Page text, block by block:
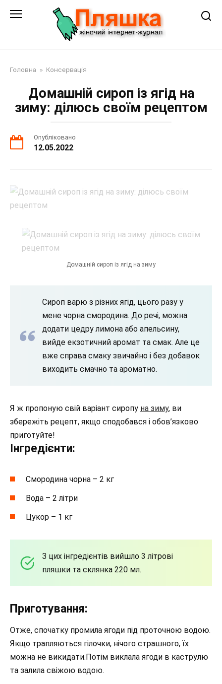
Головна » Консервація
Домашній сироп із ягід на
зиму: ділюсь своїм рецептом
Опубліковано
12.05.2022
Домашній сироп із ягід на зиму
Сироп варю з різних ягід, цього разу у
мене чорна смородина. До речі, можна
додати цедру лимона або апельсину,
вийде екзотичний аромат та смак. Але це
вже справа смаку звичайно і без добавок
виходить смачно та ароматно.
Я ж пропоную свій варіант сиропу на зиму, ви
збережіть рецепт, якщо сподобався і обов’язково
приготуйте!
Інгредієнти:
Смородина чорна – 2 кг
Вода – 2 літри
Цукор – 1 кг
З цих інгредієнтів вийшло 3 літрові
пляшки та склянка 220 мл.
Приготування:
Отже, спочатку промила ягоди під проточною водою.
Якщо трапляються гілочки, нічого страшного, їх
можна не викидати.Потім виклала ягоди в каструлю
та залила свіжою водою.